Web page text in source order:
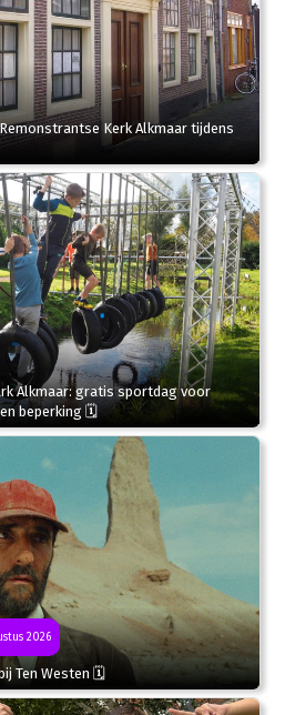
Kerk Alkmaar tijdens
Alkmaar: gratis sportdag voor
beperking 🗓
2026
Ten Westen 🗓